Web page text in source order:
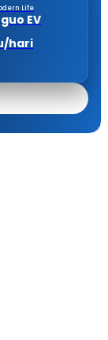
Life
EV
hari